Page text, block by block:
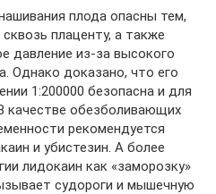
плода опасны тем,
плаценту, а также
давление из-за высокого
Однако доказано, что его
1:200000 безопасна и для
качестве обезболивающих
рекомендуется
и убистезин. А более
лидокаин как «заморозку»
судороги и мышечную